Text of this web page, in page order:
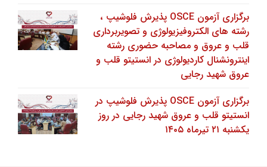
برگزاری آزمون OSCE پذیرش فلوشیپ ،
رشته های الکتروفیزیولوژی و تصویربرداری
قلب و عروق و مصاحبه حضوری رشته
اینترونشنال کاردیولوژی در انستیتو قلب و
عروق شهید رجایی
برگزاری آزمون OSCE پذیرش فلوشیپ در
انستیتو قلب و عروق شهید رجایی در روز
یکشنبه ۲۱ تیرماه ۱۴۰۵